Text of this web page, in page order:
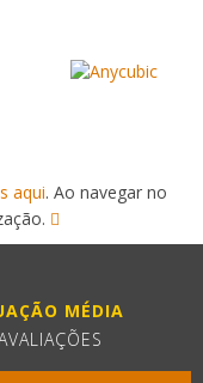
aqui. Ao navegar no
MÉDIA